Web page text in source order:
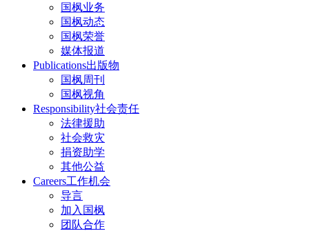
国枫业务
国枫动态
国枫荣誉
媒体报道
Publications出版物
国枫周刊
国枫视角
Responsibility社会责任
法律援助
社会救灾
捐资助学
其他公益
Careers工作机会
导言
加入国枫
团队合作